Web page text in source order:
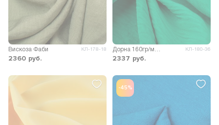
Вискоза Фаби КЛ-178-18
2360 руб.
Дорна 160гр/м.кв. КЛ-180-36
2337 руб.
-45%